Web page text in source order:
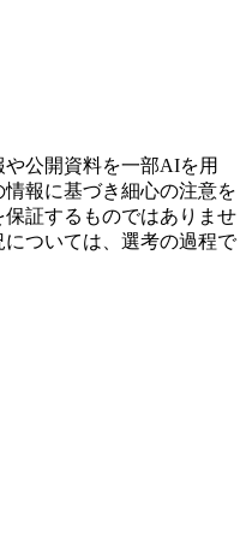
公開資料を一部AIを用
報に基づき細心の注意を
証するものではありませ
ついては、選考の過程で